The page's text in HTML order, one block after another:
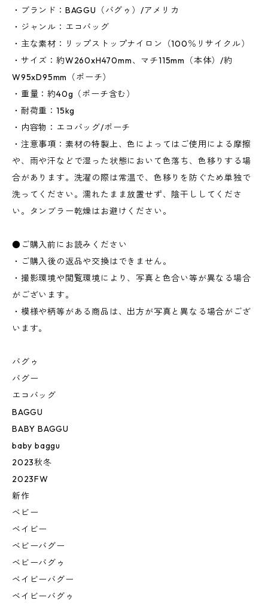
・ブランド：BAGGU（バグゥ）/アメリカ
・ジャンル：エコバッグ
・主な素材：リップストップナイロン（100％リサイクル）
・サイズ：約W260xH470mm、マチ115mm（本体）/約
W95xD95mm（ポーチ）
・重量：約40g（ポーチ含む）
・耐荷重：15kg
・内容物：エコバッグ/ポーチ
・注意事項：素材の特製上、色によってはご使用による摩擦
や、雨や汗などで湿った状態において色落ち、色移りする場
合があります。洗濯の際は常温で、色移りを防ぐため単独で
洗ってください。濡れたまま放置せず、陰干ししてくださ
い。タンブラー乾燥はお避けください。
●ご購入前にお読みください
・ご購入後の返品や交換はできません。
・撮影環境や閲覧環境により、写真と色合い等が異なる場合
がございます。
・模様や柄等がある商品は、出方が写真と異なる場合がござ
います。
バグゥ
バグー
エコバッグ
BAGGU
BABY BAGGU
baby baggu
2023秋冬
2023FW
新作
ベビー
ベイビー
ベビーバグー
ベビーバグゥ
ベイビーバグー
ベイビーバグゥ